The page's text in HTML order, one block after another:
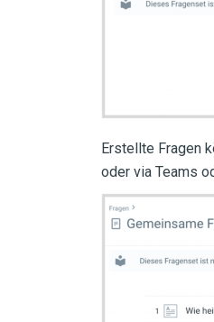
Erstellte Fragen
oder via Teams